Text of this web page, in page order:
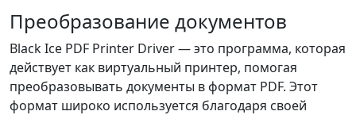
Преобразование документов
Black Ice PDF Printer Driver — это программа, которая
действует как виртуальный принтер, помогая
преобразовывать документы в формат PDF. Этот
формат широко используется благодаря своей